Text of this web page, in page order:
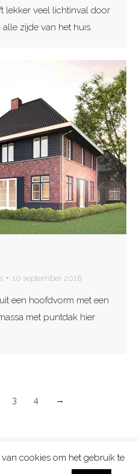
lekker veel lichtinval door
zijde van het huis.
10 september 2018
een hoofdvorm met een
met puntdak hier
3 4 →
cookies om het gebruik te